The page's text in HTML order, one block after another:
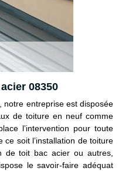
08350
notre entreprise est disposée
de toiture en neuf comme
l’intervention pour toute
soit l’installation de toiture
de toit bac acier ou autres,
le savoir-faire adéquat